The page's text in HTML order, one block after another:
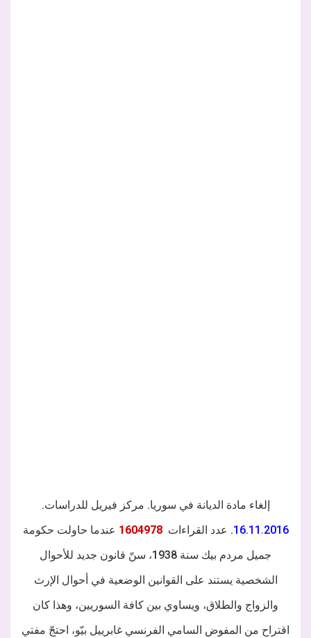
إلغاء مادة الديانة في سوريا. مركز فيريل للدراسات.
16.11.2016. عدد القراءات1604978 عندما حاولت حكومة
جميل مردم بيك سنة 1938، سنّ قانون جديد للأحوال
الشخصية يستند على القوانين الوضعية في أحوال الإرث
والزواج والطلاق، ويساوي بين كافة السوريين، وهذا كان
اقتراح من المفوض السامي الفرنسي غابرييل بيّو، احتجّ مفتي